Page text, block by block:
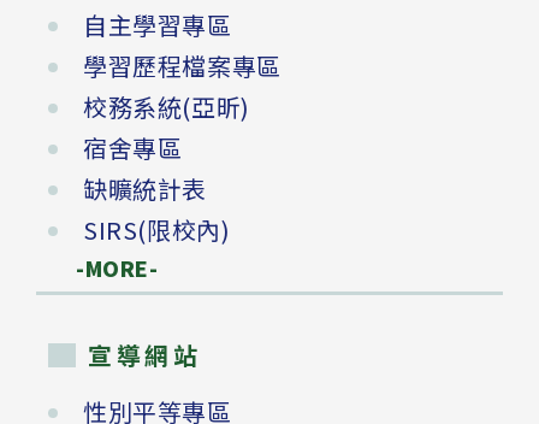
自主學習專區
學習歷程檔案專區
校務系統(亞昕)
宿舍專區
缺曠統計表
SIRS(限校內)
-MORE-
宣導網站
性別平等專區